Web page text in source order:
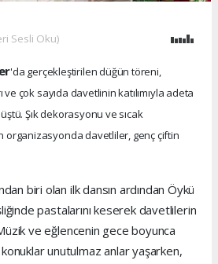
Sesli Oku)
'da gerçekleştirilen düğün töreni,
ve çok sayıda davetlinin katılımıyla adeta
Şık dekorasyonu ve sıcak
organizasyonda davetliler, genç çiftin
biri olan ilk dansın ardından Öykü
pastalarını keserek davetlilerin
ve eğlencenin gece boyunca
unutulmaz anlar yaşarken,